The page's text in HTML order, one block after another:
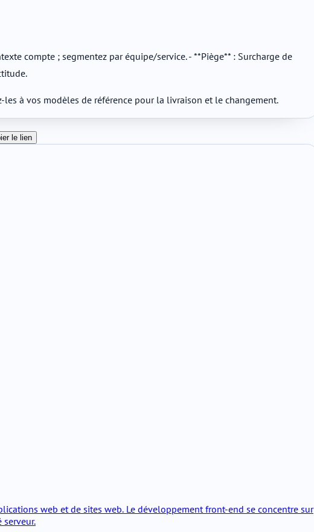
compte ; segmentez par équipe/service. - **Piège** : Surcharge de
à vos modèles de référence pour la livraison et le changement.
le lien
web et de sites web. Le développement front-end se concentre sur